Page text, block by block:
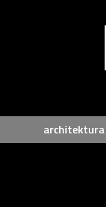
architektura